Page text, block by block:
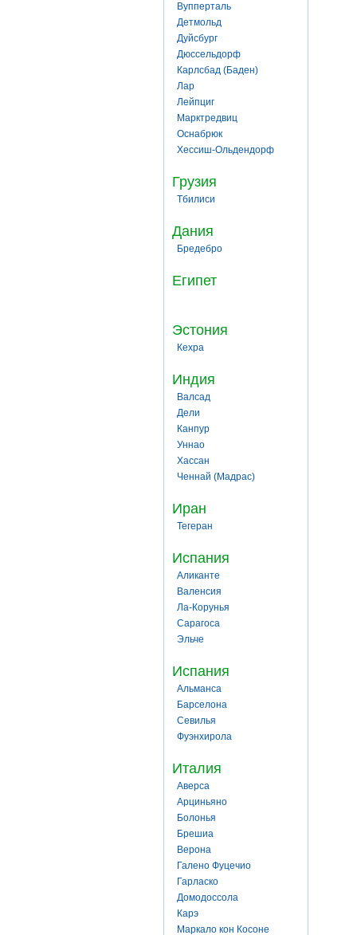
Вупперталь
Детмольд
Дуйсбург
Дюссельдорф
Карлсбад (Баден)
Лар
Лейпциг
Марктредвиц
Оснабрюк
Хессиш-Ольдендорф
Грузия
Тбилиси
Дания
Бредебро
Египет
Эстония
Кехра
Индия
Валсад
Дели
Канпур
Уннао
Хассан
Ченнай (Мадрас)
Иран
Тегеран
Испания
Аликанте
Валенсия
Ла-Корунья
Сарагоса
Эльче
Испания
Альманса
Барселона
Севилья
Фуэнхирола
Италия
Аверса
Арциньяно
Болонья
Брешиа
Верона
Галено Фуцечио
Гарласко
Домодоссола
Карэ
Маркало кон Косоне